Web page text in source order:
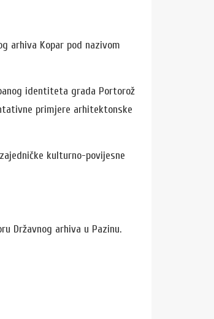
arhiva Kopar pod nazivom
identiteta grada Portorož
primjere arhitektonske
kulturno-povijesne
Državnog arhiva u Pazinu.